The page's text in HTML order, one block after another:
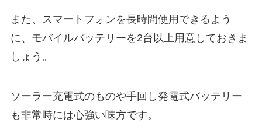
また、スマートフォンを長時間使用できるよう
に、モバイルバッテリーを2台以上用意しておきま
しょう。
ソーラー充電式のものや手回し発電式バッテリー
も非常時には心強い味方です。